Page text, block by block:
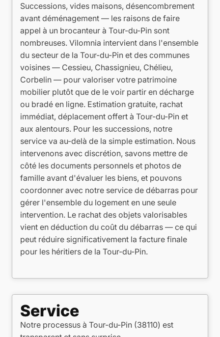
Successions, vides maisons, désencombrement
avant déménagement — les raisons de faire
appel à un brocanteur à Tour-du-Pin sont
nombreuses. Vilomnia intervient dans l'ensemble
du secteur de la Tour-du-Pin et des communes
voisines — Cessieu, Chassignieu, Chélieu,
Corbelin — pour valoriser votre patrimoine
mobilier plutôt que de le voir partir en décharge
ou bradé en ligne. Estimation gratuite, rachat
immédiat, déplacement offert à Tour-du-Pin et
aux alentours. Pour les successions, notre
service va au-delà de la simple estimation. Nous
intervenons avec discrétion, savons mettre de
côté les documents personnels et photos de
famille avant d'évaluer les biens, et pouvons
coordonner avec notre service de débarras pour
gérer l'ensemble du logement en une seule
intervention. Le rachat des objets valorisables
vient en déduction du coût du débarras — ce qui
peut réduire significativement la facture finale
pour les héritiers de la Tour-du-Pin.
Service
Notre processus à Tour-du-Pin (38110) est